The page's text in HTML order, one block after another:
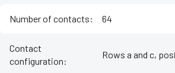
Number of contacts: 64
Contact
configuration:
Rows a and c,